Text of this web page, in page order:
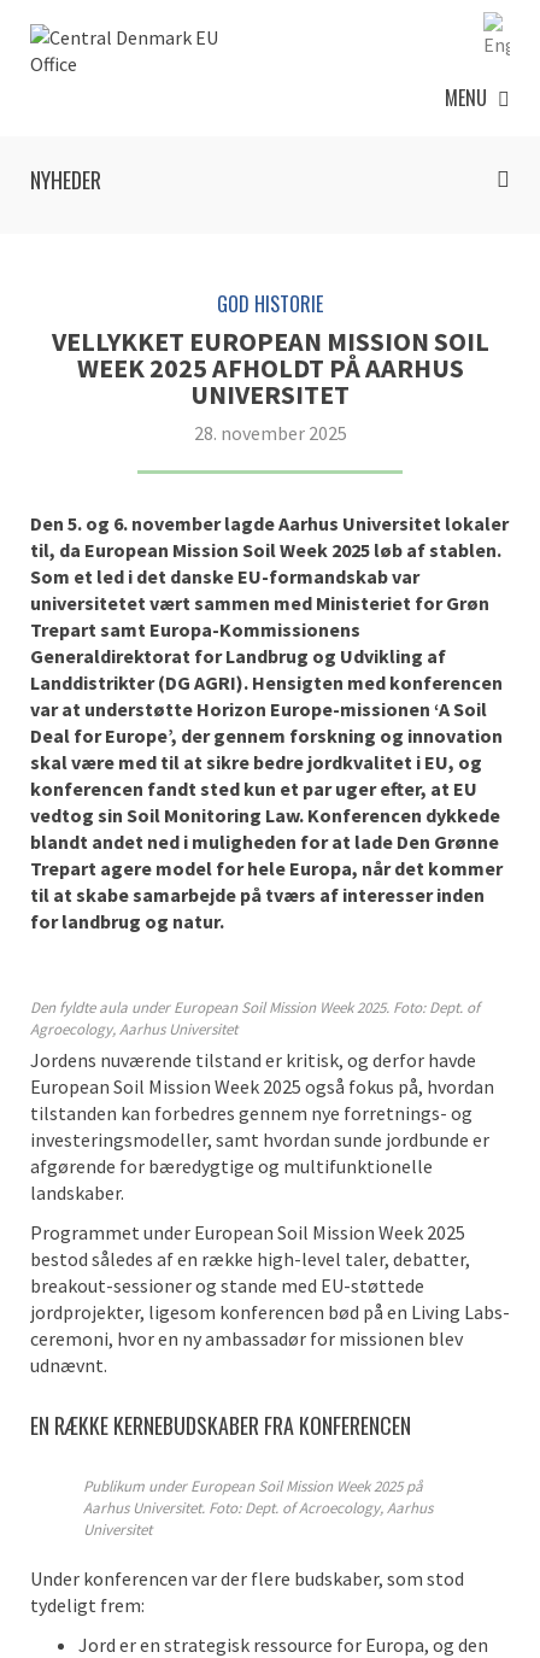
MENU
NYHEDER
GOD HISTORIE
VELLYKKET EUROPEAN MISSION SOIL
WEEK 2025 AFHOLDT PÅ AARHUS
UNIVERSITET
28. november 2025
Den 5. og 6. november lagde Aarhus Universitet lokaler
til, da European Mission Soil Week 2025 løb af stablen.
Som et led i det danske EU-formandskab var
universitetet vært sammen med Ministeriet for Grøn
Trepart samt Europa-Kommissionens
Generaldirektorat for Landbrug og Udvikling af
Landdistrikter (DG AGRI). Hensigten med konferencen
var at understøtte Horizon Europe-missionen ‘A Soil
Deal for Europe’, der gennem forskning og innovation
skal være med til at sikre bedre jordkvalitet i EU, og
konferencen fandt sted kun et par uger efter, at EU
vedtog sin Soil Monitoring Law. Konferencen dykkede
blandt andet ned i muligheden for at lade Den Grønne
Trepart agere model for hele Europa, når det kommer
til at skabe samarbejde på tværs af interesser inden
for landbrug og natur.
Den fyldte aula under European Soil Mission Week 2025. Foto: Dept. of
Agroecology, Aarhus Universitet
Jordens nuværende tilstand er kritisk, og derfor havde
European Soil Mission Week 2025 også fokus på, hvordan
tilstanden kan forbedres gennem nye forretnings- og
investeringsmodeller, samt hvordan sunde jordbunde er
afgørende for bæredygtige og multifunktionelle
landskaber.
Programmet under European Soil Mission Week 2025
bestod således af en række high-level taler, debatter,
breakout-sessioner og stande med EU-støttede
jordprojekter, ligesom konferencen bød på en Living Labs-
ceremoni, hvor en ny ambassadør for missionen blev
udnævnt.
EN RÆKKE KERNEBUDSKABER FRA KONFERENCEN
Publikum under European Soil Mission Week 2025 på
Aarhus Universitet. Foto: Dept. of Acroecology, Aarhus
Universitet
Under konferencen var der flere budskaber, som stod
tydeligt frem:
Jord er en strategisk ressource for Europa, og den